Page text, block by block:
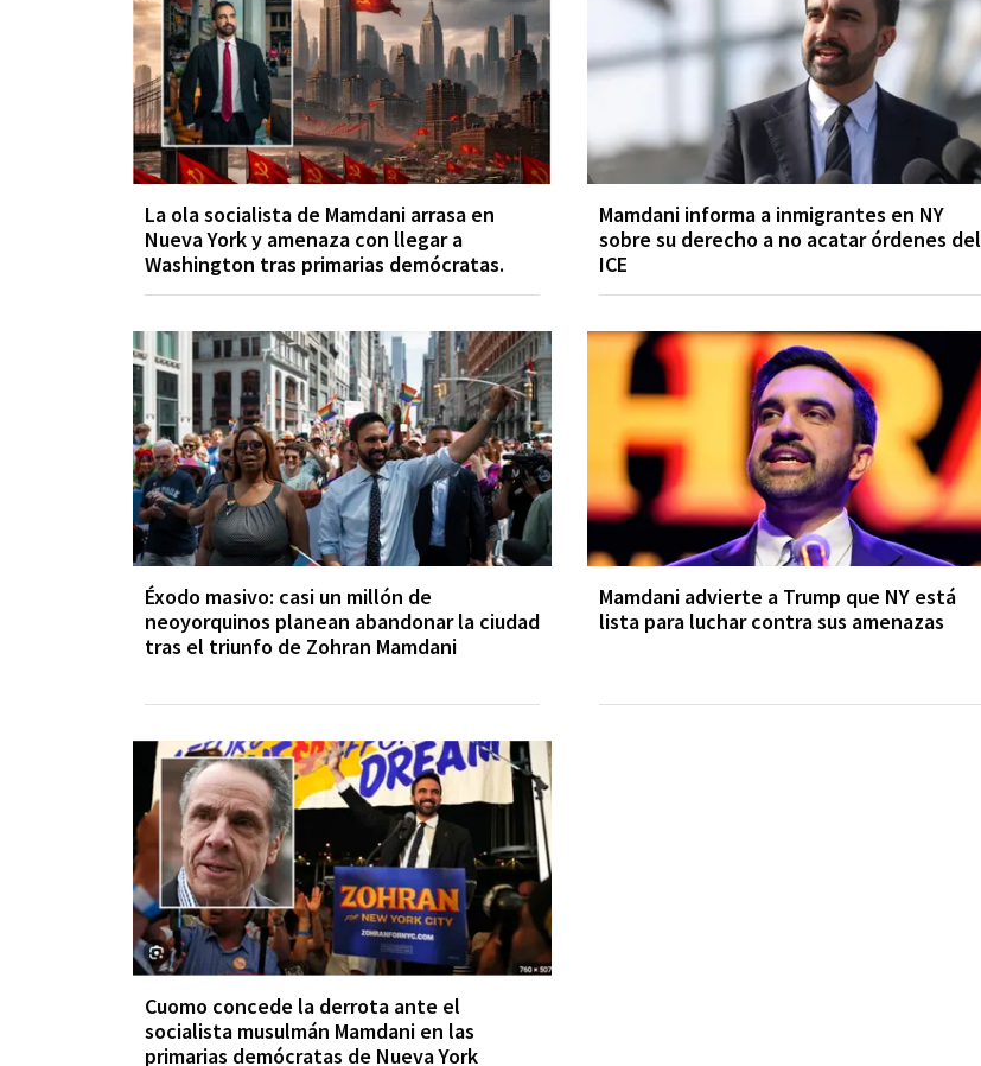
La ola socialista de Mamdani arrasa en
Nueva York y amenaza con llegar a
Washington tras primarias demócratas.
Mamdani informa a inmigrantes en NY
sobre su derecho a no acatar órdenes del
ICE
Éxodo masivo: casi un millón de
neoyorquinos planean abandonar la ciudad
tras el triunfo de Zohran Mamdani
Mamdani advierte a Trump que NY está
lista para luchar contra sus amenazas
Cuomo concede la derrota ante el
socialista musulmán Mamdani en las
primarias demócratas de Nueva York